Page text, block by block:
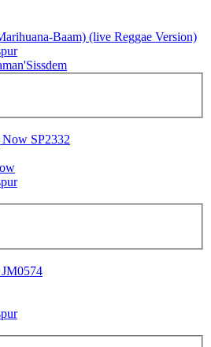
Baam) (live Reggae Version)
SP2332
JM0574